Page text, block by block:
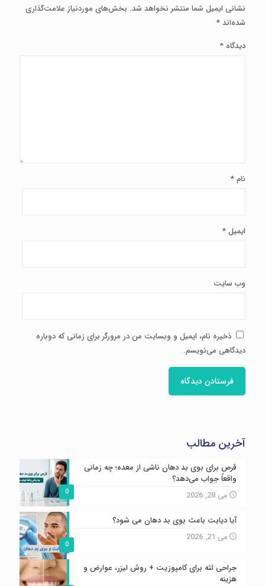
نشانی ایمیل شما منتشر نخواهد شد. بخش‌های موردنیاز علامت‌گذاری
شده‌اند*
دیدگاه *
نام*
ایمیل*
وب‌ سایت
ذخیره نام، ایمیل و وبسایت من در مرورگر برای زمانی که دوباره
دیدگاهی می‌نویسم.
آخرین مطالب
0
قرص برای بوی بد دهان ناشی از معده؛ چه زمانی
واقعاً جواب می‌دهد؟
می 28, 2026
0
آیا دیابت باعث بوی بد دهان می شود؟
می 21, 2026
جراحی لثه برای کامپوزیت + روش لیزر، عوارض و
هزینه